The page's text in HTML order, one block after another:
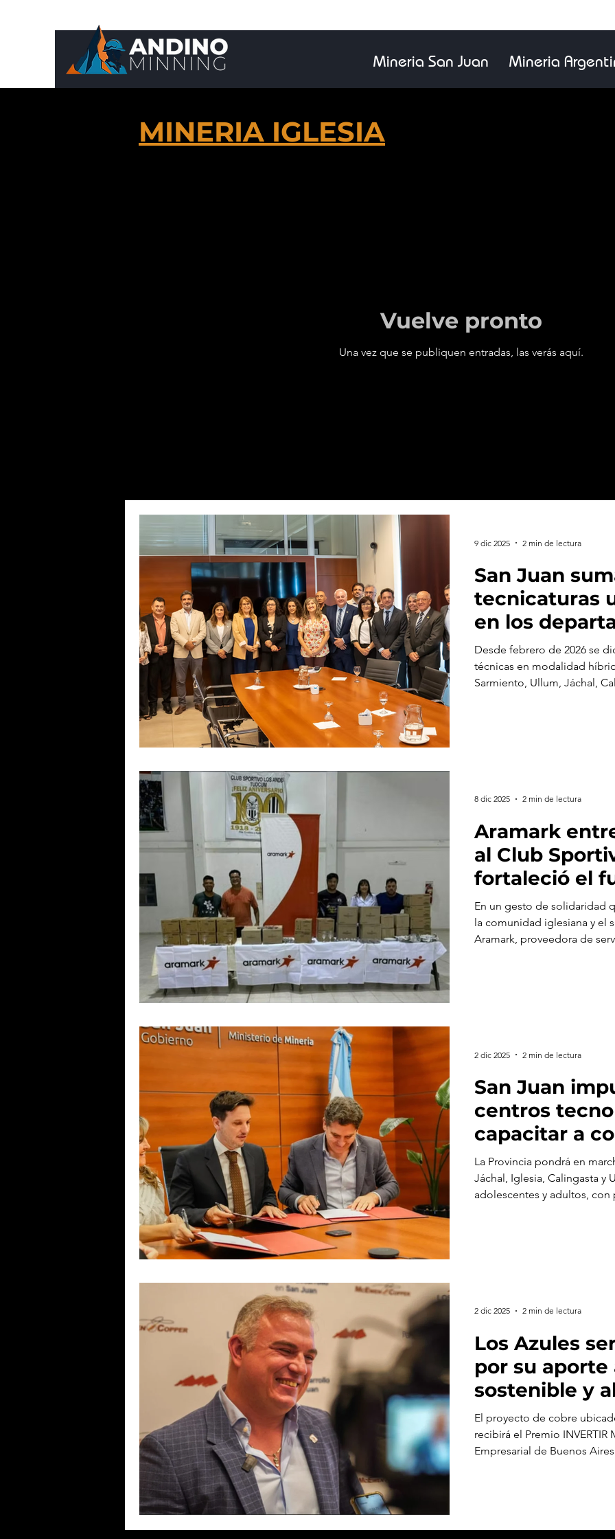
Mineria San Juan Mineria
MINERIA IGLESIA
Vuelve pronto
Una vez que se publiquen entradas, las verás aquí.
San Juan
tecnicaturas
en los
mineros para
formación
Desde febrero de 2026 se
técnicas en modalidad
Sarmiento, Ullum, Jáchal,
9 dic 2025 2 min de lectura
Aramark
al Club
fortaleció el
del
Tudcum
En un gesto de solidaridad
la comunidad iglesiana y el
Aramark, proveedora de
8 dic 2025 2 min de lectura
San Juan
centros
capacitar a
vinculadas a
La Provincia pondrá en
Jáchal, Iglesia, Calingasta y
adolescentes y adultos, con
2 dic 2025 2 min de lectura
Los Azules
por su aporte
sostenible y
Argentina
El proyecto de cobre
recibirá el Premio
Empresarial de Buenos
2 dic 2025 2 min de lectura